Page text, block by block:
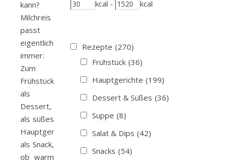
kann?
Milchreis
passt
eigentlich
immer:
Zum
Frühstück,
als
Dessert,
als süßes
Hauptgericht,
als Snack,
ob warm
kcal - kcal
Rezepte (270)
Frühstück (36)
Hauptgerichte (199)
Dessert & Süßes (36)
Suppe (8)
Salat & Dips (42)
Snacks (54)